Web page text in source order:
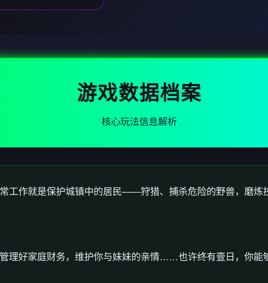
游戏数据档案
核心玩法信息解析
工作就是保护城镇中的居民——狩猎、捕杀危险的野兽，磨炼
理好家庭财务，维护你与妹妹的亲情……也许终有壹日，你能